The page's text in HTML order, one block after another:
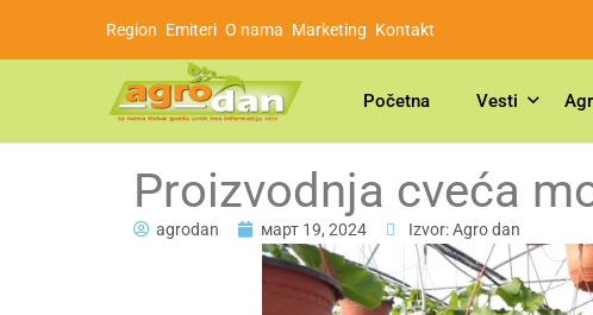
Region Emiteri O nama Marketing Kontakt
Početna Vesti
Proizvodnja cveća
agrodan март 19, 2024 Izvor: Agro dan